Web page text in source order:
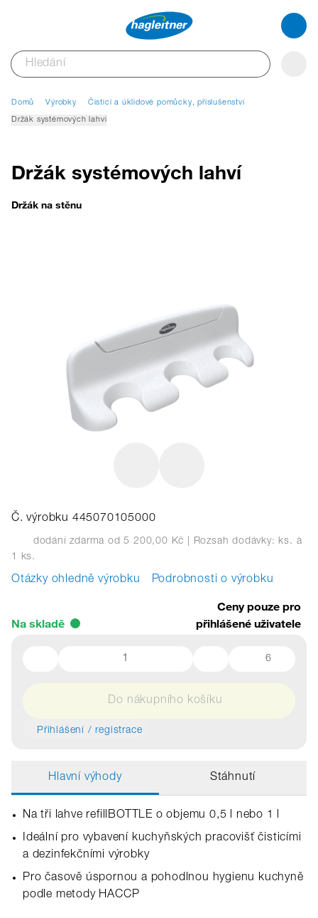
Domů Výrobky Čisticí a úklidové pomůcky, příslušenství
Držák systémových lahví
Držák systémových lahví
Držák na stěnu
Č. výrobku 445070105000
dodání zdarma od 5 200,00 Kč | Rozsah dodávky: ks. à
1 ks.
Otázky ohledně výrobku Podrobnosti o výrobku
Na skladě
Ceny pouze pro
přihlášené uživatele
6
Do nákupního košíku
Přihlášení / registrace
Hlavní výhody Stáhnutí
Na tři lahve refillBOTTLE o objemu 0,5 l nebo 1 l
Ideální pro vybavení kuchyňských pracovišť čisticími
a dezinfekčními výrobky
Pro časově úspornou a pohodlnou hygienu kuchyně
podle metody HACCP